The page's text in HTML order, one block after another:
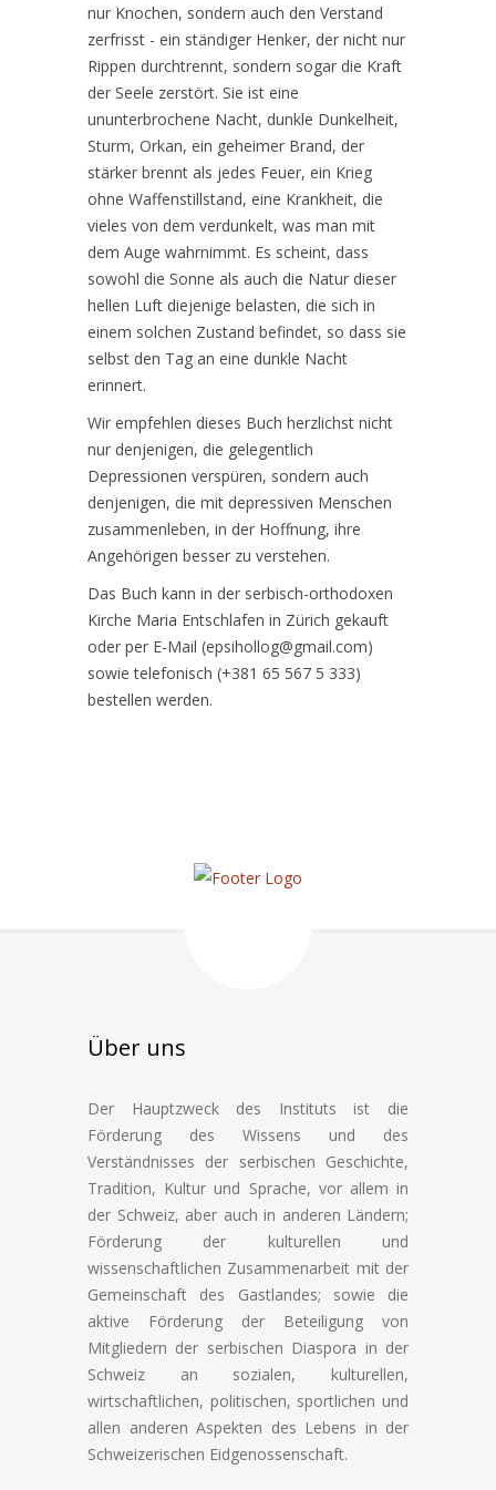
nur Knochen, sondern auch den Verstand
zerfrisst - ein ständiger Henker, der nicht nur
Rippen durchtrennt, sondern sogar die Kraft
der Seele zerstört. Sie ist eine
ununterbrochene Nacht, dunkle Dunkelheit,
Sturm, Orkan, ein geheimer Brand, der
stärker brennt als jedes Feuer, ein Krieg
ohne Waffenstillstand, eine Krankheit, die
vieles von dem verdunkelt, was man mit
dem Auge wahrnimmt. Es scheint, dass
sowohl die Sonne als auch die Natur dieser
hellen Luft diejenige belasten, die sich in
einem solchen Zustand befindet, so dass sie
selbst den Tag an eine dunkle Nacht
erinnert.
Wir empfehlen dieses Buch herzlichst nicht
nur denjenigen, die gelegentlich
Depressionen verspüren, sondern auch
denjenigen, die mit depressiven Menschen
zusammenleben, in der Hoffnung, ihre
Angehörigen besser zu verstehen.
Das Buch kann in der serbisch-orthodoxen
Kirche Maria Entschlafen in Zürich gekauft
oder per E-Mail (epsihollog@gmail.com)
sowie telefonisch (+381 65 567 5 333)
bestellen werden.
Über uns
Der Hauptzweck des Instituts ist die
Förderung des Wissens und des
Verständnisses der serbischen Geschichte,
Tradition, Kultur und Sprache, vor allem in
der Schweiz, aber auch in anderen Ländern;
Förderung der kulturellen und
wissenschaftlichen Zusammenarbeit mit der
Gemeinschaft des Gastlandes; sowie die
aktive Förderung der Beteiligung von
Mitgliedern der serbischen Diaspora in der
Schweiz an sozialen, kulturellen,
wirtschaftlichen, politischen, sportlichen und
allen anderen Aspekten des Lebens in der
Schweizerischen Eidgenossenschaft.